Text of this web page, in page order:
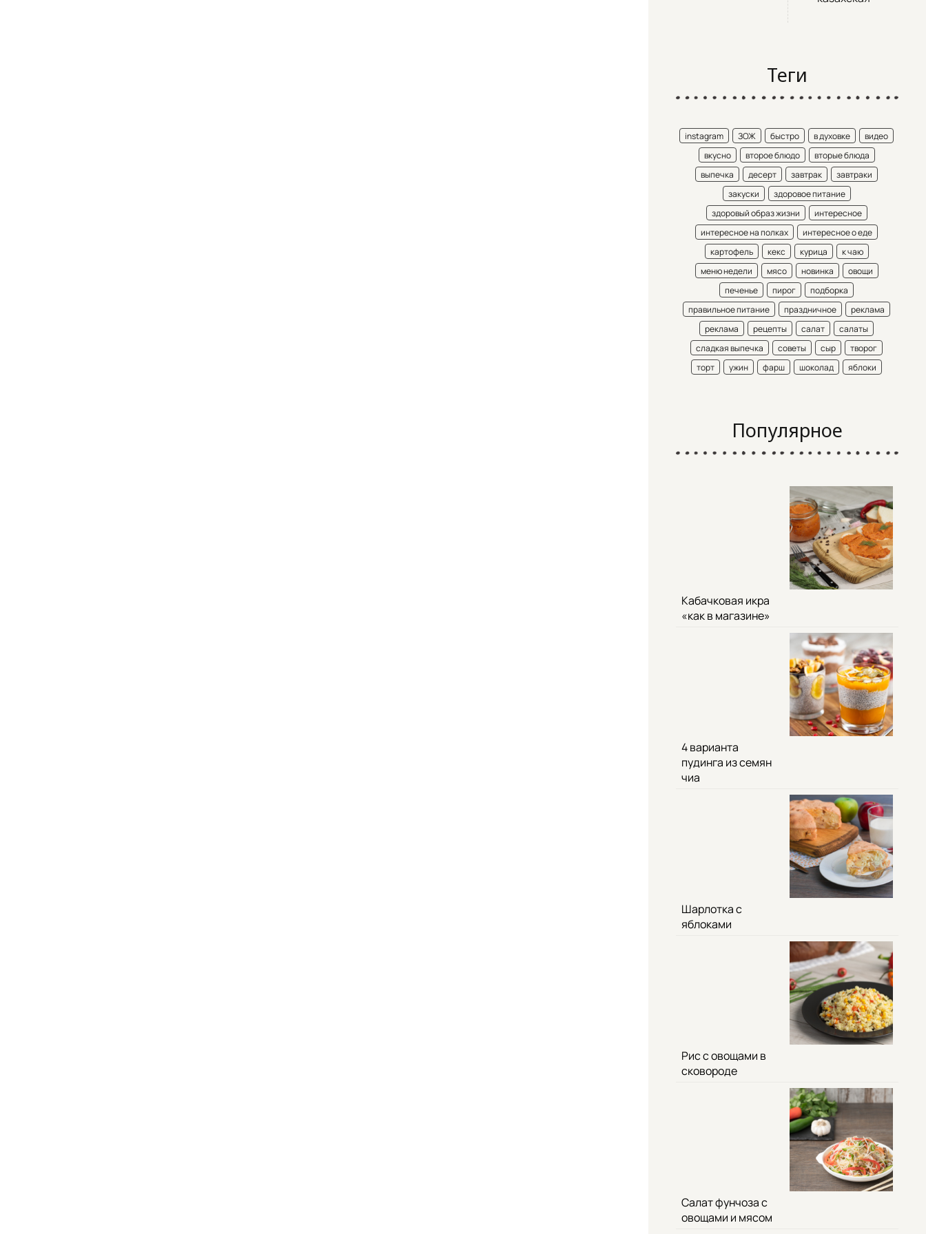
Теги
instagram ЗОЖ быстро в духовке
видео
вкусно
второе блюдо
вторые блюда
выпечка
десерт завтрак
завтраки
закуски
здоровое питание
здоровый образ жизни
интересное
интересное на полках
интересное о еде
картофель
кекс курица
к чаю
меню недели
мясо новинка
овощи
печенье
пирог
подборка
правильное питание
праздничное
реклама
реклама
рецепты салат
салаты
сладкая выпечка
советы сыр
творог
торт
ужин фарш шоколад яблоки
Популярное
Кабачковая икра
«как в магазине»
4 варианта
пудинга из семян
чиа
Шарлотка с
яблоками
Рис с овощами в
сковороде
Салат фунчоза с
овощами и мясом